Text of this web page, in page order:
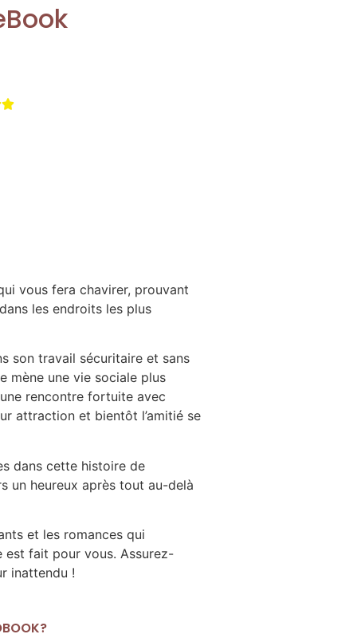

vous fera chavirer, prouvant
les endroits les plus
son travail sécuritaire et sans
mène une vie sociale plus
rencontre fortuite avec
attraction et bientôt l’amitié se
dans cette histoire de
un heureux après tout au-delà
et les romances qui
est fait pour vous. Assurez-
inattendu !